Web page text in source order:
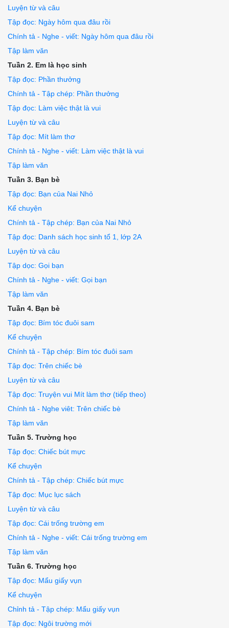
Luyện từ và câu
Tập đọc: Ngày hôm qua đâu rồi
Chính tả - Nghe - viết: Ngày hôm qua đâu rồi
Tập làm văn
Tuần 2. Em là học sinh
Tập đọc: Phần thưởng
Chính tả - Tập chép: Phần thưởng
Tập đọc: Làm việc thật là vui
Luyện từ và câu
Tập đọc: Mít làm thơ
Chính tả - Nghe - viết: Làm việc thật là vui
Tập làm văn
Tuần 3. Bạn bè
Tập đọc: Bạn của Nai Nhỏ
Kể chuyện
Chính tả - Tập chép: Bạn của Nai Nhỏ
Tập đọc: Danh sách học sinh tổ 1, lớp 2A
Luyện từ và câu
Tập dọc: Gọi bạn
Chính tả - Nghe - viết: Gọi bạn
Tập làm văn
Tuần 4. Bạn bè
Tập đọc: Bím tóc đuôi sam
Kể chuyện
Chính tả - Tập chép: Bím tóc đuôi sam
Tập đọc: Trên chiếc bè
Luyện từ và câu
Tập đọc: Truyện vui Mít làm thơ (tiếp theo)
Chính tả - Nghe viêt: Trên chiếc bè
Tập làm văn
Tuần 5. Trường học
Tập đọc: Chiếc bút mực
Kể chuyện
Chính tả - Tập chép: Chiếc bút mực
Tập đọc: Mục lục sách
Luyện từ và câu
Tập đọc: Cái trống trường em
Chính tả - Nghe - viết: Cái trống trường em
Tập làm văn
Tuần 6. Trường học
Tập đọc: Mẩu giấy vụn
Kể chuyện
Chỉnh tả - Tập chép: Mẩu giấy vụn
Tập đọc: Ngôi trường mới